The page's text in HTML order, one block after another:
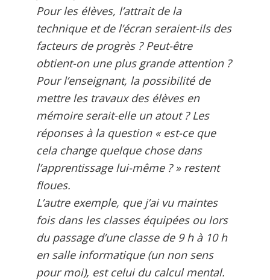
Pour les élèves, l’attrait de la
technique et de l’écran seraient-ils des
facteurs de progrès ? Peut-être
obtient-on une plus grande attention ?
Pour l’enseignant, la possibilité de
mettre les travaux des élèves en
mémoire serait-elle un atout ? Les
réponses à la question « est-ce que
cela change quelque chose dans
l’apprentissage lui-même ? » restent
floues.
L’autre exemple, que j’ai vu maintes
fois dans les classes équipées ou lors
du passage d’une classe de 9 h à 10 h
en salle informatique (un non sens
pour moi), est celui du calcul mental.